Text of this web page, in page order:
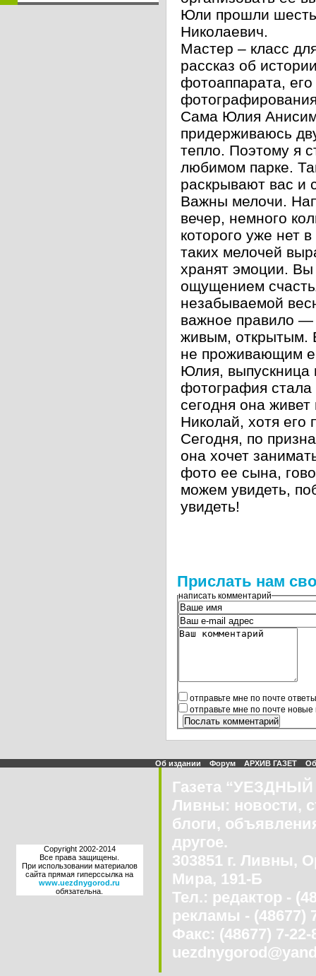
Юли прошли
Николаевич.
Мастер – класс
рассказ об
фотоаппарата,
Сама Юлия
придерживаюсь
тепло. Поэтому я
любимом парке.
раскрывают вас и
Важны мелочи.
вечер, немного
которого уже нет
таких мелочей
хранят эмоции. Вы
ощущением
незабываемой
важное правило —
живым, открытым.
не проживающим
Юлия,
фотография
сегодня она
Николай, хотя
Сегодня, по
она хочет
фото ее сына,
можем увидеть,
увидеть!
Прислать нам
написать комментарий
отправьте мне по почте
отправьте мне по почте
Об издании Форум АРХИВ ГАЗЕТ
Copyright 2002-2014
Все права защищены.
При использовании материалов
сайта прямая гиперссылка на
www.uezdnygorod.ru
обязательна.
Газета
Ливны: новости,
блоги,
другое.
303851 г. Ливны,
Мира, 191-Б
Тел.: редактор -
рекламы - (48677)
Факс: (48677) 7-